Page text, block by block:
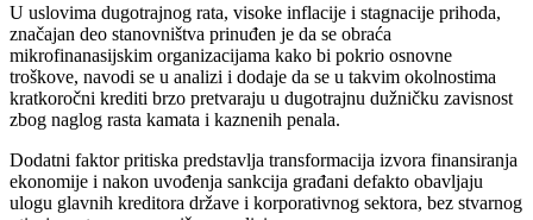
U uslovima dugotrajnog rata, visoke inflacije i stagnacije prihoda,
značajan deo stanovništva prinuđen je da se obraća
mikrofinanasijskim organizacijama kako bi pokrio osnovne
troškove, navodi se u analizi i dodaje da se u takvim okolnostima
kratkoročni krediti brzo pretvaraju u dugotrajnu dužničku zavisnost
zbog naglog rasta kamata i kaznenih penala.
Dodatni faktor pritiska predstavlja transformacija izvora finansiranja
ekonomije i nakon uvođenja sankcija građani defakto obavljaju
ulogu glavnih kreditora države i korporativnog sektora, bez stvarnog